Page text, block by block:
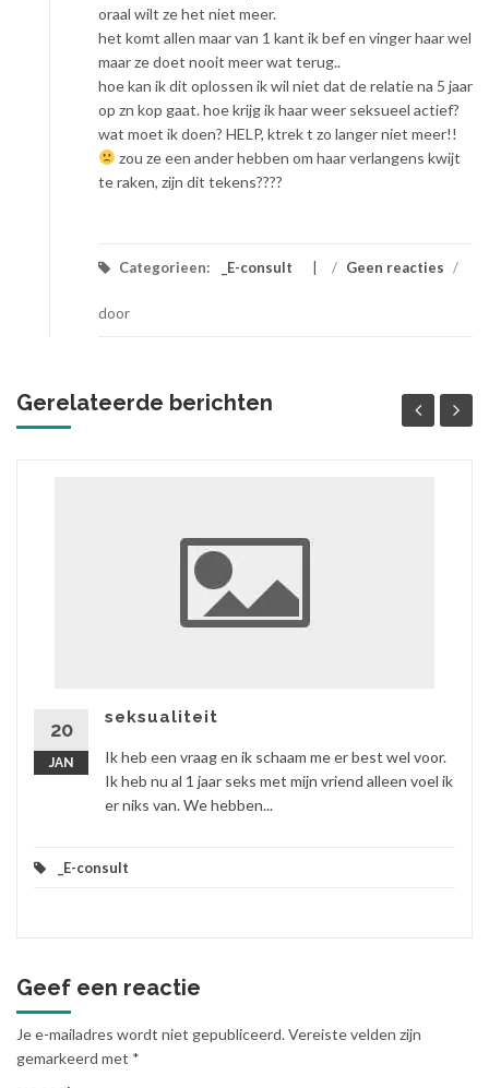
oraal wilt ze het niet meer.
het komt allen maar van 1 kant ik bef en vinger haar wel
maar ze doet nooit meer wat terug..
hoe kan ik dit oplossen ik wil niet dat de relatie na 5 jaar
op zn kop gaat. hoe krijg ik haar weer seksueel actief?
wat moet ik doen? HELP, ktrek t zo langer niet meer!!
zou ze een ander hebben om haar verlangens kwijt
te raken, zijn dit tekens????
Categorieen: _E-consult / Geen reacties /
door
Gerelateerde berichten
20
JAN
seksualiteit
Ik heb een vraag en ik schaam me er best wel voor.
Ik heb nu al 1 jaar seks met mijn vriend alleen voel ik
er niks van. We hebben...
_E-consult
Geef een reactie
Je e-mailadres wordt niet gepubliceerd.Vereiste velden zijn
gemarkeerd met *